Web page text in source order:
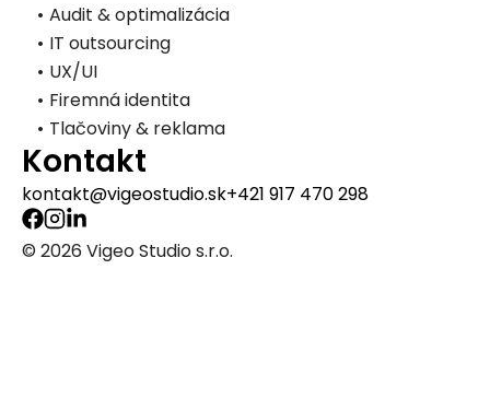
Audit & optimalizácia
IT outsourcing
UX/UI
Firemná identita
Tlačoviny & reklama
Kontakt
kontakt@vigeostudio.sk+421 917 470 298
© 2026 Vigeo Studio s.r.o.